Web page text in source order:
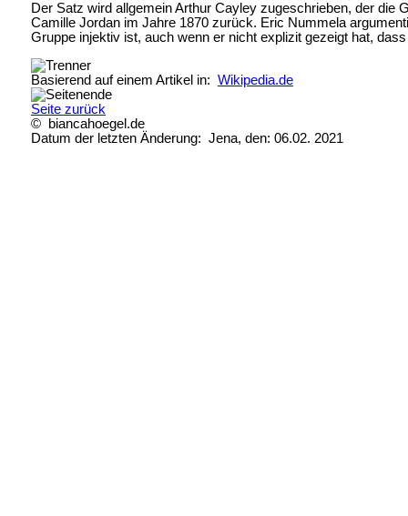
Der Satz wird allgemein Arthur Cayley zugeschrieben, der die
Camille Jordan im Jahre 1870 zurück. Eric Nummela
Gruppe injektiv ist, auch wenn er nicht explizit gezeigt hat,
Basierend auf einem Artikel in: Wikipedia.de
Seite zurück
© biancahoegel.de
Datum der letzten Änderung: Jena, den: 06.02. 2021